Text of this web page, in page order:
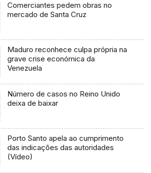
Comerciantes pedem obras no
mercado de Santa Cruz
Maduro reconhece culpa própria na
grave crise económica da
Venezuela
Número de casos no Reino Unido
deixa de baixar
Porto Santo apela ao cumprimento
das indicações das autoridades
(Vídeo)